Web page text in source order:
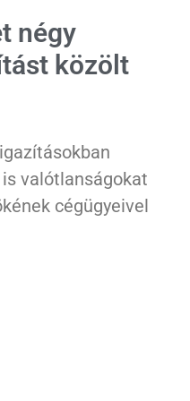
négy
közölt
valótlanságokat
cégügyeivel